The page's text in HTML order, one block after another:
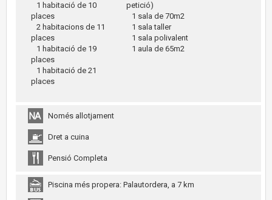
1 habitació de 10
places
2 habitacions de 11
places
1 habitació de 19
places
1 habitació de 21
places
petició)
1 sala de 70m2
1 sala taller
1 sala polivalent
1 aula de 65m2
Només allotjament
Dret a cuina
Pensió Completa
Piscina més propera: Palautordera, a 7 km